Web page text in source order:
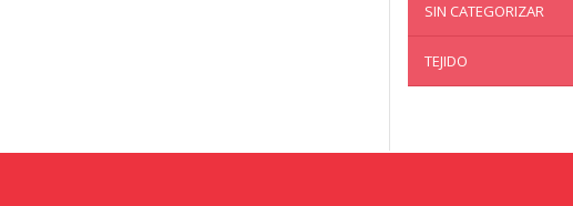
SIN CATEGORIZAR
TEJIDO